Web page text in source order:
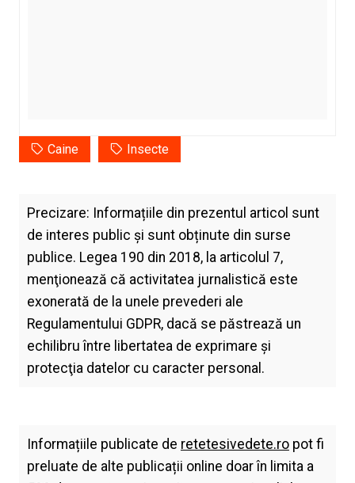
Caine Insecte
Precizare: Informațiile din prezentul articol sunt
de interes public și sunt obținute din surse
publice. Legea 190 din 2018, la articolul 7,
menţionează că activitatea jurnalistică este
exonerată de la unele prevederi ale
Regulamentului GDPR, dacă se păstrează un
echilibru între libertatea de exprimare şi
protecţia datelor cu caracter personal.
Informațiile publicate de retetesivedete.ropot fi
preluate de alte publicații online doar în limita a